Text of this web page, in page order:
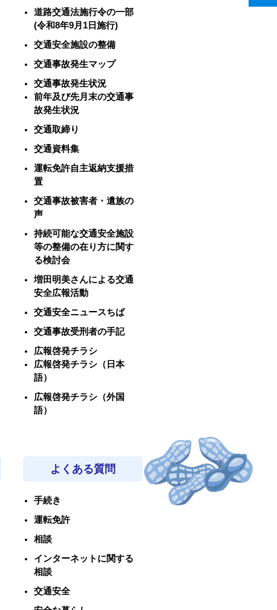
道路交通法施行令の一部
(令和8年9月1日施行)
交通安全施設の整備
交通事故発生マップ
交通事故発生状況
前年及び先月末の交通事
故発生状況
交通取締り
交通資料集
運転免許自主返納支援措
置
交通事故被害者・遺族の
声
持続可能な交通安全施設
等の整備の在り方に関す
る検討会
増田明美さんによる交通
安全広報活動
交通安全ニュースちば
交通事故受刑者の手記
広報啓発チラシ
広報啓発チラシ（日本
語）
広報啓発チラシ（外国
語）
よくある質問
手続き
運転免許
相談
インターネットに関する
相談
交通安全